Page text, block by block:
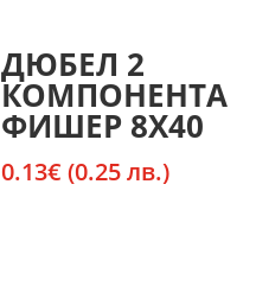
ДЮБЕЛ 2
КОМПОНЕНТА
ФИШЕР 8Х40
0.13€ (0.25 лв.)